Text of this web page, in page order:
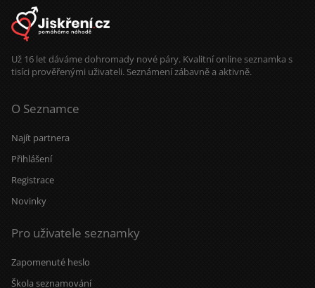
večeří v útulné hospůdce by mohlo
být příjemným zakončením hezkého
dne.
Už 16 let dáváme dohromady nové páry. Kvalitní online seznamka s
tisíci prověřenými uživateli. Seznámení zábavně a aktivně.
O Seznamce
Najít partnera
Přihlášení
Registrace
Novinky
Pro uživatele seznamky
Zapomenuté heslo
Škola seznamování